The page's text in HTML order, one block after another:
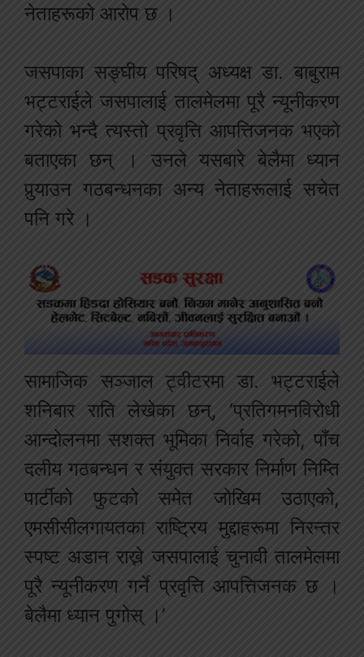
नेताहरूको आरोप छ ।
जसपाका सङ्घीय परिषद् अध्यक्ष डा. बाबुराम
भट्टराईले जसपालाई तालमेलमा पूरै न्यूनीकरण
गरेको भन्दै त्यस्तो प्रवृत्ति आपत्तिजनक भएको
बताएका छन् । उनले यसबारे बेलैमा ध्यान
पुर्‍याउन गठबन्धनका अन्य नेताहरूलाई सचेत
पनि गरे ।
सामाजिक सञ्जाल ट्वीटरमा डा. भट्टराईले
शनिबार राति लेखेका छन्, ‘प्रतिगमनविरोधी
आन्दोलनमा सशक्त भूमिका निर्वाह गरेको, पाँच
दलीय गठबन्धन र संयुक्त सरकार निर्माण निम्ति
पार्टीको फुटको समेत जोखिम उठाएको,
एमसीसीलगायतका राष्ट्रिय मुद्दाहरूमा निरन्तर
स्पष्ट अडान राख्ने जसपालाई चुनावी तालमेलमा
पूरै न्यूनीकरण गर्ने प्रवृत्ति आपत्तिजनक छ ।
बेलैमा ध्यान पुगोस् ।’